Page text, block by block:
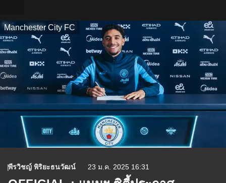
Manchester City FC
พีรวิชญ์ พิริยะธนวัฒน์ 23 ม.ค. 2025 16:31